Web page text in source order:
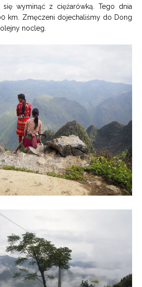
się wyminąć z ciężarówką. Tego dnia
km. Zmęczeni dojechaliśmy do Dong
nocleg.